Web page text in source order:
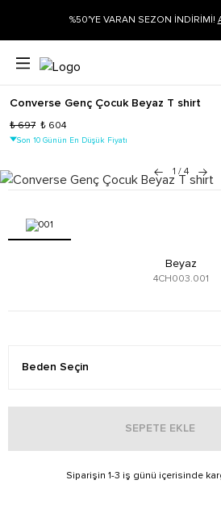
%50'YE VARAN SEZON İNDİRİMİ!
Converse Genç Çocuk Beyaz T shirt
₺ 697 ₺ 604
Son 10 Günün En Düşük Fiyatı
1 / 4
Beyaz
4CH003.001
SEPETE EKLE
Siparişin 1-3 iş günü içerisinde